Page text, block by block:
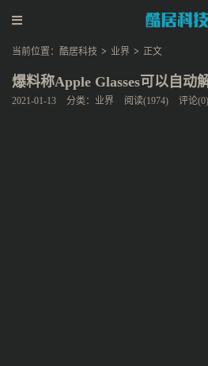
当前位置： 酷居科技 > 业界 > 正文
爆料称Apple Glasses可以自动
2021-01-13 分类： 业界 阅读(1974) 评论(0)